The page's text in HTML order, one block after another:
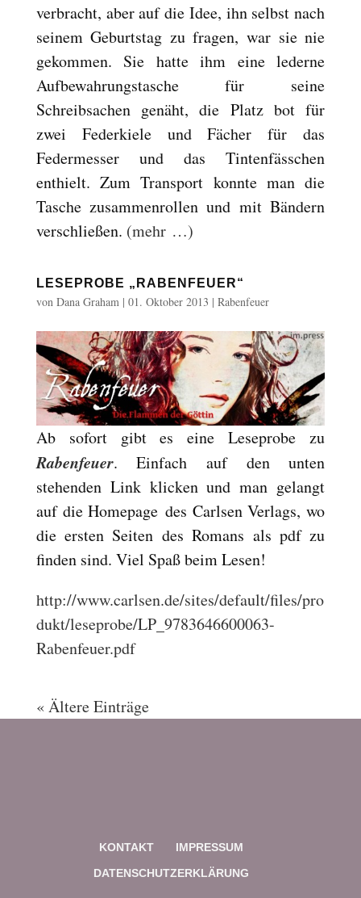
verbracht, aber auf die Idee, ihn selbst nach
seinem Geburtstag zu fragen, war sie nie
gekommen. Sie hatte ihm eine lederne
Aufbewahrungstasche für seine
Schreibsachen genäht, die Platz bot für
zwei Federkiele und Fächer für das
Federmesser und das Tintenfässchen
enthielt. Zum Transport konnte man die
Tasche zusammenrollen und mit Bändern
verschließen. (mehr …)
LESEPROBE „RABENFEUER“
von Dana Graham| 01. Oktober 2013 | Rabenfeuer
Ab sofort gibt es eine Leseprobe zu
Rabenfeuer. Einfach auf den unten
stehenden Link klicken und man gelangt
auf die Homepage des Carlsen Verlags, wo
die ersten Seiten des Romans als pdf zu
finden sind. Viel Spaß beim Lesen!
http://www.carlsen.de/sites/default/files/pro
dukt/leseprobe/LP_9783646600063-
Rabenfeuer.pdf
« Ältere Einträge
KONTAKT
IMPRESSUM
DATENSCHUTZERKLÄRUNG